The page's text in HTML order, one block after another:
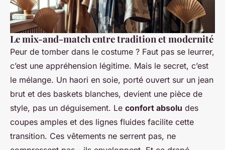
Le mix-and-match entre tradition et modernité
Peur de tomber dans le costume ? Faut pas se leurrer,
c’est une appréhension légitime. Mais le secret, c’est
le mélange. Un haori en soie, porté ouvert sur un jean
brut et des baskets blanches, devient une pièce de
style, pas un déguisement. Le confort absolu des
coupes amples et des lignes fluides facilite cette
transition. Ces vêtements ne serrent pas, ne